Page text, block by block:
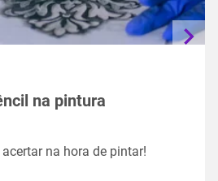
na pintura
na hora de pintar!